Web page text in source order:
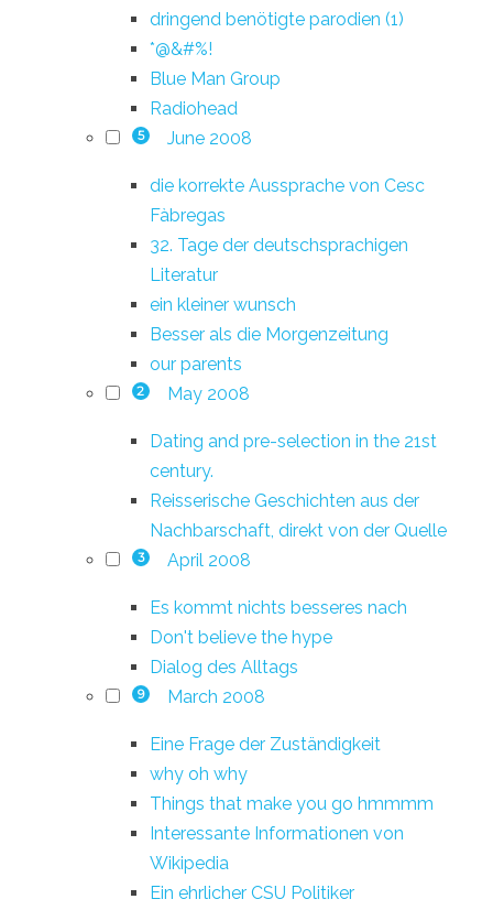
dringend benötigte parodien (1)
*@&#%!
Blue Man Group
Radiohead
5 June 2008
die korrekte Aussprache von Cesc
Fàbregas
32. Tage der deutschsprachigen
Literatur
ein kleiner wunsch
Besser als die Morgenzeitung
our parents
2 May 2008
Dating and pre-selection in the 21st
century.
Reisserische Geschichten aus der
Nachbarschaft, direkt von der Quelle
3 April 2008
Es kommt nichts besseres nach
Don't believe the hype
Dialog des Alltags
9 March 2008
Eine Frage der Zuständigkeit
why oh why
Things that make you go hmmmm
Interessante Informationen von
Wikipedia
Ein ehrlicher CSU Politiker